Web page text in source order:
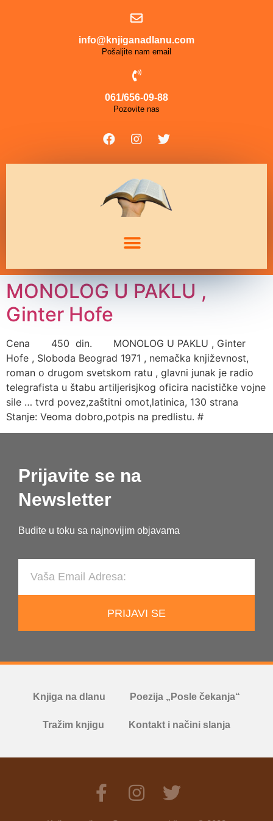
info@knjiganadlanu.com
Pošaljite nam email
061/656-09-88
Pozovite nas
MONOLOG U PAKLU ,
Ginter Hofe
Cena 450 din. MONOLOG U PAKLU , Ginter
Hofe , Sloboda Beograd 1971 , nemačka književnost,
roman o drugom svetskom ratu , glavni junak je radio
telegrafista u štabu artiljerisjkog oficira nacističke vojne
sile … tvrd povez,zaštitni omot,latinica, 130 strana
Stanje: Veoma dobro,potpis na predlistu. #
Prijavite se na
Newsletter
Budite u toku sa najnovijim objavama
PRIJAVI SE
Knjiga na dlanu Poezija „Posle čekanja“
Tražim knjigu Kontakt i načini slanja